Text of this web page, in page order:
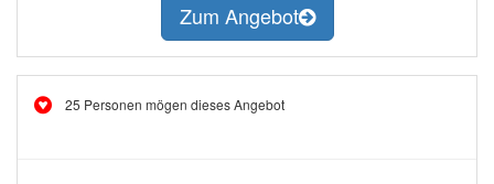
Zum Angebot
25 Personen mögen dieses Angebot